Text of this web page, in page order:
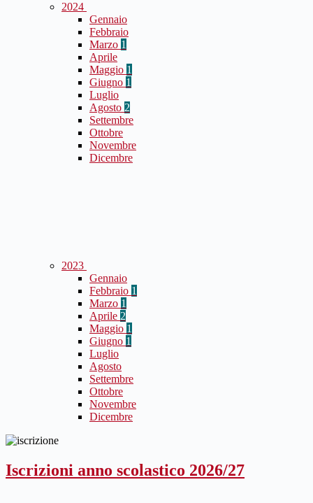
2024
Gennaio
Febbraio
Marzo 1
Aprile
Maggio 1
Giugno 1
Luglio
Agosto 2
Settembre
Ottobre
Novembre
Dicembre
2023
Gennaio
Febbraio 1
Marzo 1
Aprile 2
Maggio 1
Giugno 1
Luglio
Agosto
Settembre
Ottobre
Novembre
Dicembre
Iscrizioni anno scolastico 2026/27